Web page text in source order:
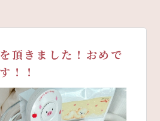
頂きました！おめで
！！